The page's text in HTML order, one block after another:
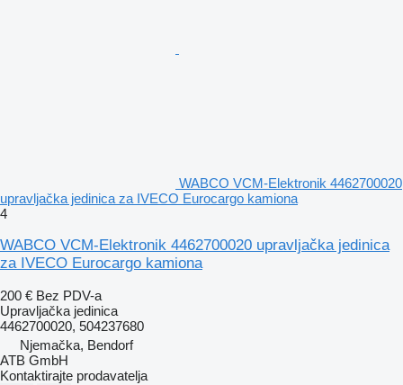
WABCO VCM-Elektronik 4462700020
upravljačka jedinica za IVECO Eurocargo kamiona
4
WABCO VCM-Elektronik 4462700020 upravljačka jedinica
za IVECO Eurocargo kamiona
200 € Bez PDV-a
Upravljačka jedinica
4462700020, 504237680
Njemačka, Bendorf
ATB GmbH
Kontaktirajte prodavatelja